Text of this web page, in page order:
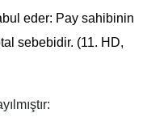
eder: Pay sahibinin
sebebidir. (11. HD,